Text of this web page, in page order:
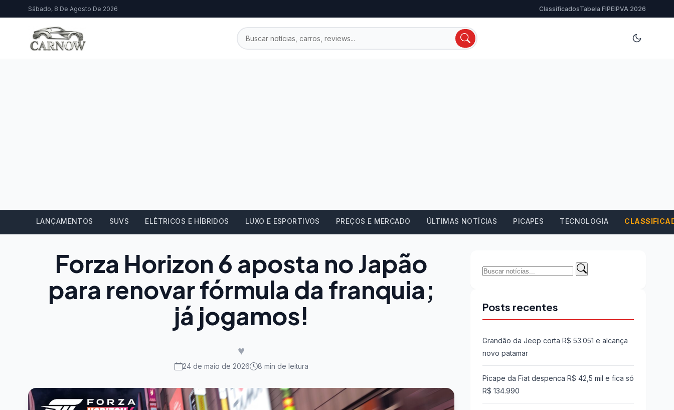
Sábado, 8 De Agosto De 2026 ClassificadosTabela FIPEIPVA 2026
LANÇAMENTOS SUVS ELÉTRICOS E HÍBRIDOS LUXO E ESPORTIVOS PREÇOS E MERCADO ÚLTIMAS NOTÍCIAS PICAPES TECNOLOGIA
Forza Horizon 6 aposta no Japão
para renovar fórmula da franquia;
já jogamos!
♥
24 de maio de 2026 8 min de leitura
Buscar
Buscar
Posts recentes
Grandão da Jeep corta R$ 53.051 e alcança
novo patamar
Picape da Fiat despenca R$ 42,5 mil e fica só
R$ 134.990